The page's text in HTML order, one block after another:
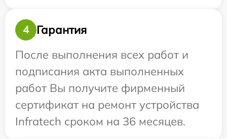
4
Гарантия
После выполнения всех работ и
подписания акта выполненных
работ Вы получите фирменный
сертификат на ремонт устройства
Infratech сроком на 36 месяцев.